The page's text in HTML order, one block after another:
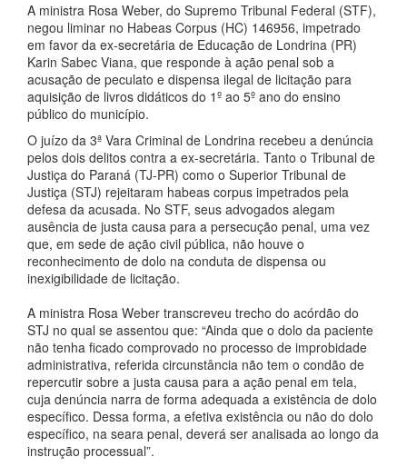
A ministra Rosa Weber, do Supremo Tribunal Federal (STF),
negou liminar no Habeas Corpus (HC) 146956, impetrado
em favor da ex-secretária de Educação de Londrina (PR)
Karin Sabec Viana, que responde à ação penal sob a
acusação de peculato e dispensa ilegal de licitação para
aquisição de livros didáticos do 1º ao 5º ano do ensino
público do município.
O juízo da 3ª Vara Criminal de Londrina recebeu a denúncia
pelos dois delitos contra a ex-secretária. Tanto o Tribunal de
Justiça do Paraná (TJ-PR) como o Superior Tribunal de
Justiça (STJ) rejeitaram habeas corpus impetrados pela
defesa da acusada. No STF, seus advogados alegam
ausência de justa causa para a persecução penal, uma vez
que, em sede de ação civil pública, não houve o
reconhecimento de dolo na conduta de dispensa ou
inexigibilidade de licitação.
A ministra Rosa Weber transcreveu trecho do acórdão do
STJ no qual se assentou que: “Ainda que o dolo da paciente
não tenha ficado comprovado no processo de improbidade
administrativa, referida circunstância não tem o condão de
repercutir sobre a justa causa para a ação penal em tela,
cuja denúncia narra de forma adequada a existência de dolo
específico. Dessa forma, a efetiva existência ou não do dolo
específico, na seara penal, deverá ser analisada ao longo da
instrução processual”.